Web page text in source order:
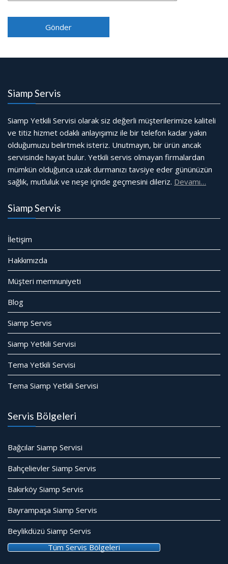
Siamp Servis
Siamp Yetkili Servisi olarak siz değerli müşterilerimize kaliteli
ve titiz hizmet odaklı anlayışımız ile bir telefon kadar yakın
olduğumuzu belirtmek isteriz. Unutmayın, bir ürün ancak
servisinde hayat bulur. Yetkili servis olmayan firmalardan
mümkün olduğunca uzak durmanızı tavsiye eder gününüzün
sağlık, mutluluk ve neşe içinde geçmesini dileriz. Devamı…
Siamp Servis
İletişim
Hakkımızda
Müşteri memnuniyeti
Blog
Siamp Servis
Siamp Yetkili Servisi
Tema Yetkili Servisi
Tema Siamp Yetkili Servisi
Servis Bölgeleri
Bağcılar Siamp Servisi
Bahçelievler Siamp Servis
Bakırköy Siamp Servis
Bayrampaşa Siamp Servis
Beylikdüzü Siamp Servis
Tüm Servis Bölgeleri